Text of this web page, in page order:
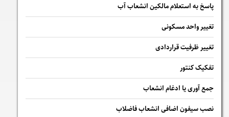
پاسخ به استعلام مالكين انشعاب آب
تغییر واحد مسکونی
تغییر ظرفیت قراردادی
تفکیک کنتور
جمع آوری یا ادغام انشعاب
نصب سیفون اضافی انشعاب فاضلاب